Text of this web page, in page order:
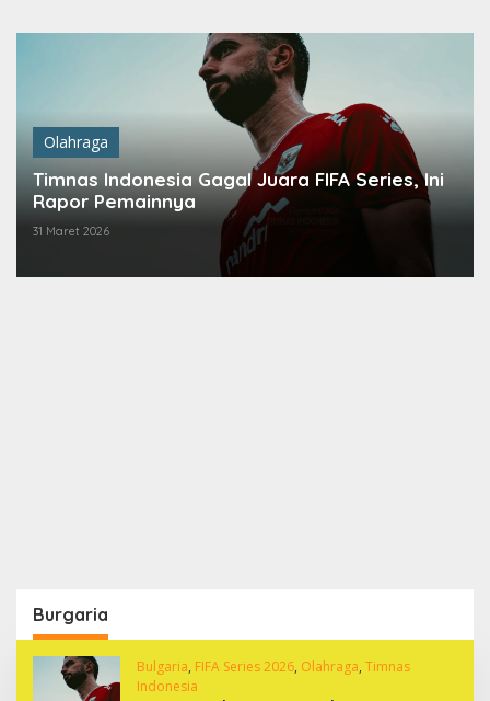
Olahraga
Timnas Indonesia Gagal Juara FIFA Series, Ini
Rapor Pemainnya
31 Maret 2026
Burgaria
Bulgaria, FIFA Series 2026, Olahraga, Timnas
Indonesia